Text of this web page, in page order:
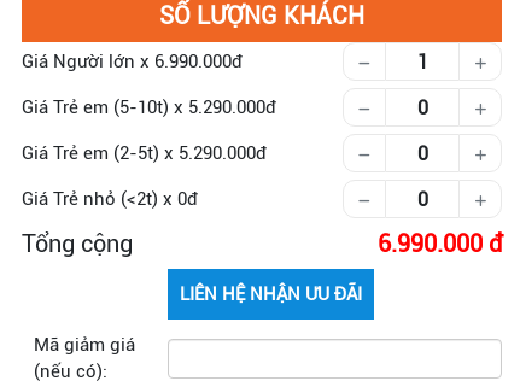
SỐ LƯỢNG KHÁCH
Giá Người lớn x 6.990.000
Giá Trẻ em (5-10t) x 5.290.000
Giá Trẻ em (2-5t) x 5.290.000
Giá Trẻ nhỏ (<2t) x 0
Tổng cộng 6.990.000
Mã giảm giá
(nếu có):